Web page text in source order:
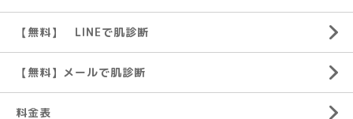
【無料】 LINEで肌診断
【無料】メールで肌診断
料金表